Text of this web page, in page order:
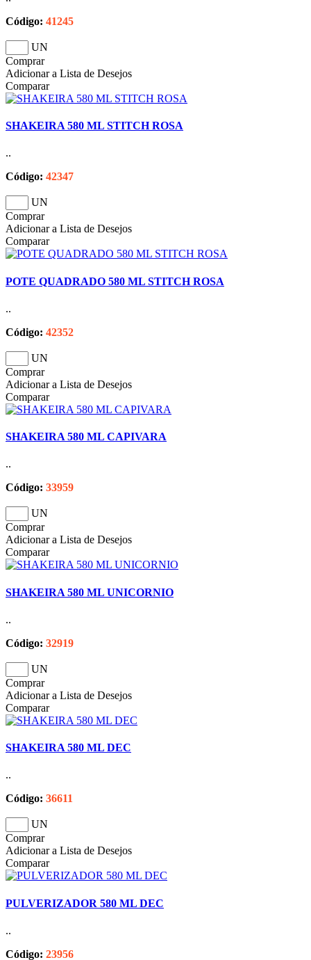
Código: 41245
UN
Comprar
Adicionar a Lista de Desejos
Comparar
SHAKEIRA 580 ML STITCH ROSA
..
Código: 42347
UN
Comprar
Adicionar a Lista de Desejos
Comparar
POTE QUADRADO 580 ML STITCH ROSA
..
Código: 42352
UN
Comprar
Adicionar a Lista de Desejos
Comparar
SHAKEIRA 580 ML CAPIVARA
..
Código: 33959
UN
Comprar
Adicionar a Lista de Desejos
Comparar
SHAKEIRA 580 ML UNICORNIO
..
Código: 32919
UN
Comprar
Adicionar a Lista de Desejos
Comparar
SHAKEIRA 580 ML DEC
..
Código: 36611
UN
Comprar
Adicionar a Lista de Desejos
Comparar
PULVERIZADOR 580 ML DEC
..
Código: 23956